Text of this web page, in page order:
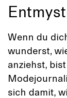
Wenn du
wunderst,
anziehst,
sich damit,